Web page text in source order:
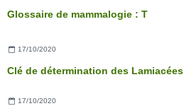
Glossaire de mammalogie : T
17/10/2020
Clé de détermination des Lamiacées
17/10/2020